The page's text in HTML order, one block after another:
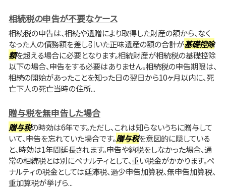
相続税の申告が不要なケース
相続税の申告は、相続や遺贈により取得した財産の額から、なく
なった人の債務額を差し引いた正味遺産の額の合計が基礎控除
額を超える場合に必要となります。相続財産が相続税の基礎控除
以下の場合、申告をする必要はありません。相続税の申告期限は、
相続の開始があったことを知った日の翌日から10ヶ月以内に、死
亡下人の死亡当時の住所...
贈与税を無申告した場合
贈与税の時効は6年です。ただし、これは知らないうちに贈与して
いて、申告を忘れていた場合です。贈与税を意図的に隠している
と、時効は1年間延長されます。申告や納税をしなかった場合、通
常の相続税とは別にペナルティとして、重い税金がかかります。ペ
ナルティの税金としては延滞税、過少申告加算税、無申告加算税、
重加算税が挙げら...